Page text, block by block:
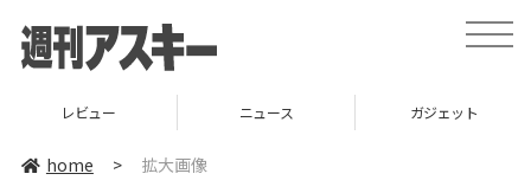
toggle
レビュー ニュース ガジェット
home > 拡大画像